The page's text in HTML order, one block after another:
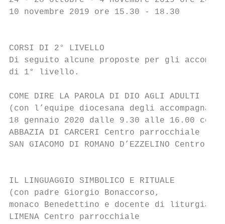
10 novembre 2019 ore 15.30 - 18.30
CORSI DI 2° LIVELLO
Di seguito alcune proposte per gli
di 1° livello.
COME DIRE LA PAROLA DI DIO AGLI ADULTI
(con l’equipe diocesana degli
18 gennaio 2020 dalle 9.30 alle 16.00
ABBAZIA DI CARCERI Centro parrocchiale
SAN GIACOMO DI ROMANO D’EZZELINO Centro
IL LINGUAGGIO SIMBOLICO E RITUALE
(con padre Giorgio Bonaccorso,
monaco Benedettino e docente di liturgia
LIMENA Centro parrocchiale